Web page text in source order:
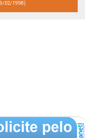
02/1998)